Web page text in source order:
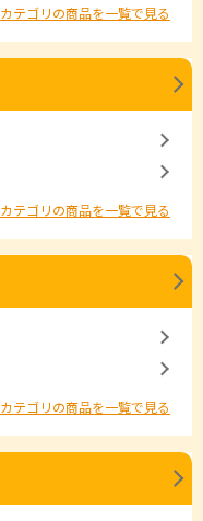
カテゴリの商品を一覧で見る
カテゴリの商品を一覧で見る
カテゴリの商品を一覧で見る